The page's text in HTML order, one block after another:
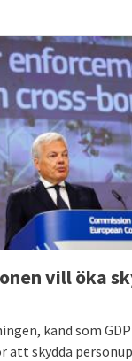
vill öka
känd som
att skydda